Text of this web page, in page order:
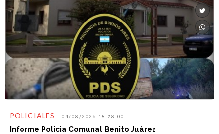
POLICIALES 04/08/2026 18:28:00
Informe Policìa Comunal Benito Juàrez